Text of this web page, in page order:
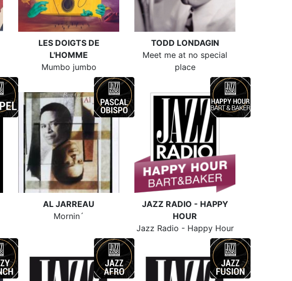
LES DOIGTS DE
L'HOMME
Mumbo jumbo
TODD LONDAGIN
Meet me at no special
place
AL JARREAU
Mornin´
JAZZ RADIO - HAPPY
HOUR
Jazz Radio - Happy Hour